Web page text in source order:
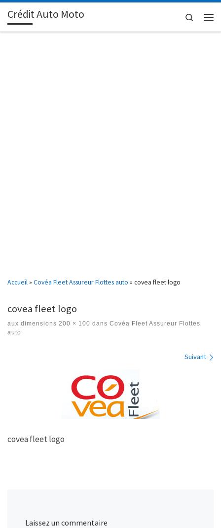
Passer au contenu
Crédit Auto Moto
Search
Accueil» Covéa Fleet Assureur Flottes auto » covea fleet logo
covea fleet logo
aux dimensions 200 × 100 dans Covéa Fleet Assureur Flottes
auto
Suivant
covea fleet logo
Laissez un commentaire